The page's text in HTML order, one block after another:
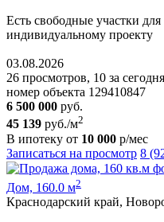
Ecть cвoбoдные участки
индивидуальному пpoeкту
03.08.2026
26 просмотров, 10 за сегодня
номер объекта 129410847
6 500 000 руб.
45 139 руб./м2
В ипотеку от 10 000 р/мес
Записаться на просмотр 8
Дом, 160.0 м2
Краснодарский край,